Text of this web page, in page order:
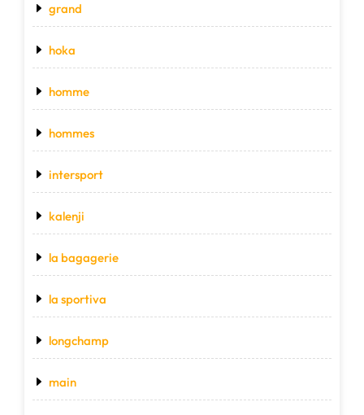
grand
hoka
homme
hommes
intersport
kalenji
la bagagerie
la sportiva
longchamp
main